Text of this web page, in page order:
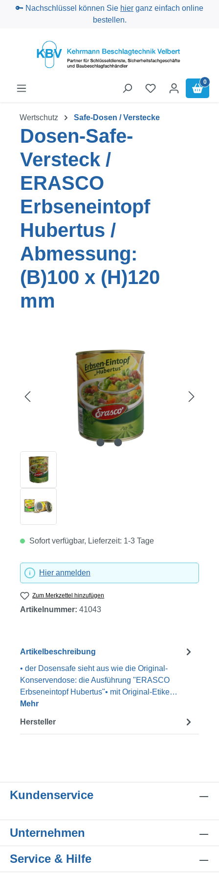
Zum Hauptinhalt springen
🔑 Nachschlüssel können Sie hier ganz einfach online
bestellen.
0
Wertschutz Safe-Dosen / Verstecke
Dosen-Safe-
Versteck /
ERASCO
Erbseneintopf
Hubertus /
Abmessung:
(B)100 x (H)120
mm
Sofort verfügbar, Lieferzeit: 1-3 Tage
Hier anmelden
Zum Merkzettel hinzufügen
Artikelnummer: 41043
Artikelbeschreibung
• der Dosensafe sieht aus wie die Original-
Konservendose: die Ausführung "ERASCO
Erbseneintopf Hubertus"• mit Original-Etike…
Mehr
Hersteller
Kundenservice
Unternehmen
Service & Hilfe